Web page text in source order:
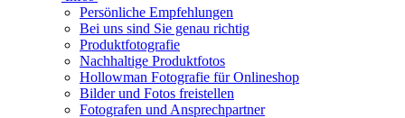
Persönliche Empfehlungen
Bei uns sind Sie genau richtig
Produktfotografie
Nachhaltige Produktfotos
Hollowman Fotografie für Onlineshop
Bilder und Fotos freistellen
Fotografen und Ansprechpartner